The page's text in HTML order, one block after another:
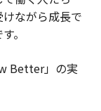
ながら成長で
。
Better」の実